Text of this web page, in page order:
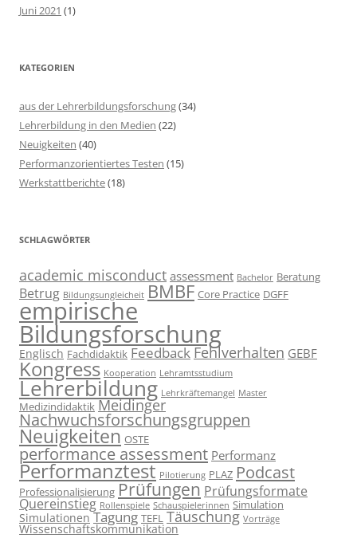
Juni 2021 (1)
KATEGORIEN
aus der Lehrerbildungsforschung(34)
Lehrerbildung in den Medien (22)
Neuigkeiten (40)
Performanzorientiertes Testen (15)
Werkstattberichte(18)
SCHLAGWÖRTER
academic misconduct assessment Bachelor Beratung
Betrug Bildungsungleicheit BMBF Core Practice DGFF
empirische
Bildungsforschung
Englisch Fachdidaktik Feedback Fehlverhalten GEBF
Kongress Kooperation Lehramtsstudium
Lehrerbildung Lehrkräftemangel Master
Medizindidaktik Meidinger
Nachwuchsforschungsgruppen
Neuigkeiten OSTE
performance assessment Performanz
Performanztest Pilotierung PLAZ Podcast
Professionalisierung Prüfungen Prüfungsformate
Quereinstieg Rollenspiele Schauspielerinnen Simulation
Simulationen Tagung TEFL Täuschung Vorträge
Wissenschaftskommunikation